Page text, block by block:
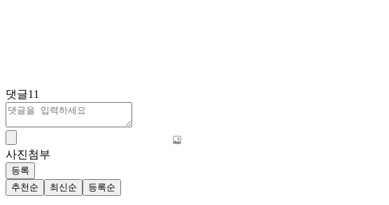
댓글11
사진첨부
등록
추천순
최신순 등록순